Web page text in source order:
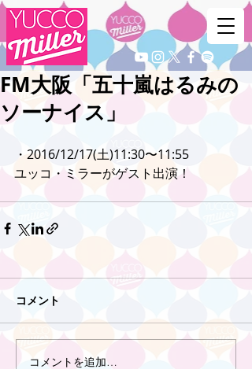
FM大阪「五十嵐はるみの
ソーナイス」
・2016/12/17(土)11:30〜11:55
ユッコ・ミラーがゲスト出演！
コメント
コメントを追加…